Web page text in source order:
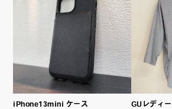
iPhone13mini ケース GUレディ